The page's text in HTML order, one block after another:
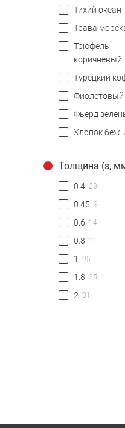
Тихий океан
Трава
Трюфель
коричневый
Турецкий
Фиолетовый
Фьерд
Хлопок беж
Толщина (s,
0.4 23
0.45 9
0.6 14
0.8 11
1 95
1.8 25
2 31